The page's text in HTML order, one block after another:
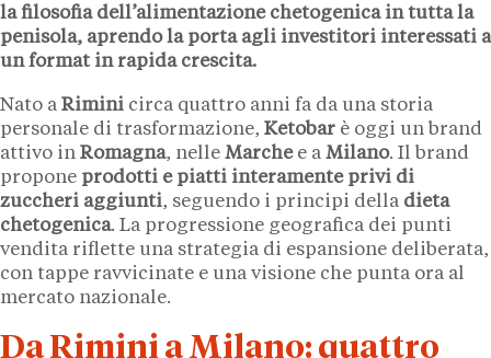
la filosofia dell’alimentazione chetogenica in tutta la
penisola, aprendo la porta agli investitori interessati a
un format in rapida crescita.
Nato a Rimini circa quattro anni fa da una storia
personale di trasformazione, Ketobar è oggi un brand
attivo in Romagna, nelle Marchee a Milano. Il brand
propone prodotti e piatti interamente privi di
zuccheri aggiunti, seguendo i principi della dieta
chetogenica. La progressione geografica dei punti
vendita riflette una strategia di espansione deliberata,
con tappe ravvicinate e una visione che punta ora al
mercato nazionale.
Da Rimini a Milano: quattro